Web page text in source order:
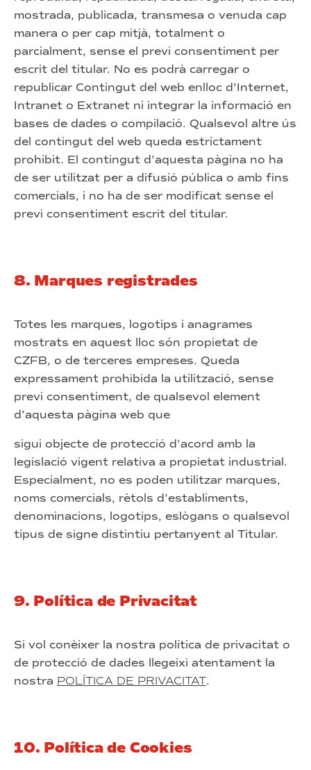
mostrada, publicada, transmesa o venuda cap
manera o per cap mitjà, totalment o
parcialment, sense el previ consentiment per
escrit del titular. No es podrà carregar o
republicar Contingut del web enlloc d’Internet,
Intranet o Extranet ni integrar la informació en
bases de dades o compilació. Qualsevol altre ús
del contingut del web queda estrictament
prohibit. El contingut d’aquesta pàgina no ha
de ser utilitzat per a difusió pública o amb fins
comercials, i no ha de ser modificat sense el
previ consentiment escrit del titular.
8. Marques registrades
Totes les marques, logotips i anagrames
mostrats en aquest lloc són propietat de
CZFB, o de terceres empreses. Queda
expressament prohibida la utilització, sense
previ consentiment, de qualsevol element
d’aquesta pàgina web que
sigui objecte de protecció d’acord amb la
legislació vigent relativa a propietat industrial.
Especialment, no es poden utilitzar marques,
noms comercials, rètols d’establiments,
denominacions, logotips, eslògans o qualsevol
tipus de signe distintiu pertanyent al Titular.
9. Política de Privacitat
Si vol conèixer la nostra política de privacitat o
de protecció de dades llegeixi atentament la
nostra POLÍTICA DE PRIVACITAT.
10. Política de Cookies